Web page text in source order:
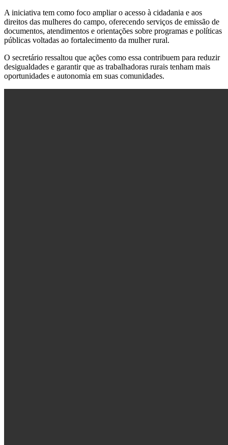
A iniciativa tem como foco ampliar o acesso à cidadania e aos
direitos das mulheres do campo, oferecendo serviços de emissão de
documentos, atendimentos e orientações sobre programas e políticas
públicas voltadas ao fortalecimento da mulher rural.
O secretário ressaltou que ações como essa contribuem para reduzir
desigualdades e garantir que as trabalhadoras rurais tenham mais
oportunidades e autonomia em suas comunidades.